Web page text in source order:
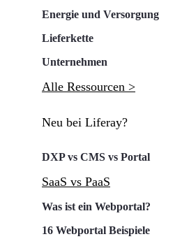
Energie und Versorgung
Lieferkette
Unternehmen
Alle Ressourcen >
Neu bei Liferay?
DXP vs CMS vs Portal
SaaS vs PaaS
Was ist ein Webportal?
16 Webportal Beispiele